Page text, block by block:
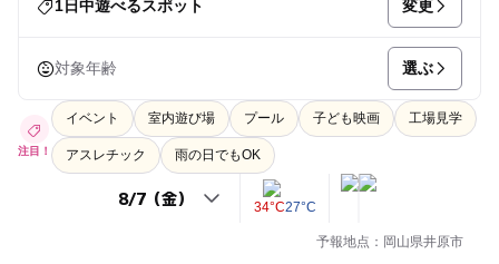
1日中遊べるスポット 変更
対象年齢 選ぶ
注目！
イベント 室内遊び場 プール 子ども映画 工場見学
アスレチック 雨の日でもOK
34°C27°C
予報地点：岡山県井原市